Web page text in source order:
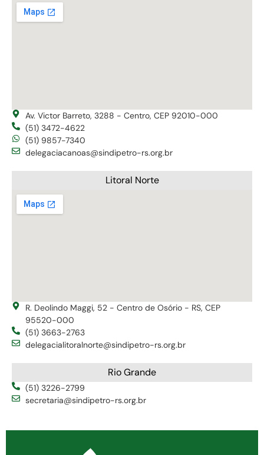
Av. Victor Barreto, 3288 - Centro, CEP 92010-000
(51) 3472-4622
(51) 9857-7340
delegaciacanoas@sindipetro-rs.org.br
Litoral Norte
R. Deolindo Maggi, 52 - Centro de Osório - RS, CEP
95520-000
(51) 3663-2763
delegacialitoralnorte@sindipetro-rs.org.br
Rio Grande
(51) 3226-2799
secretaria@sindipetro-rs.org.br